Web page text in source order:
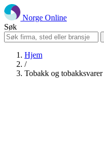
Norge Online
Søk
Hjem
/
Tobakk og